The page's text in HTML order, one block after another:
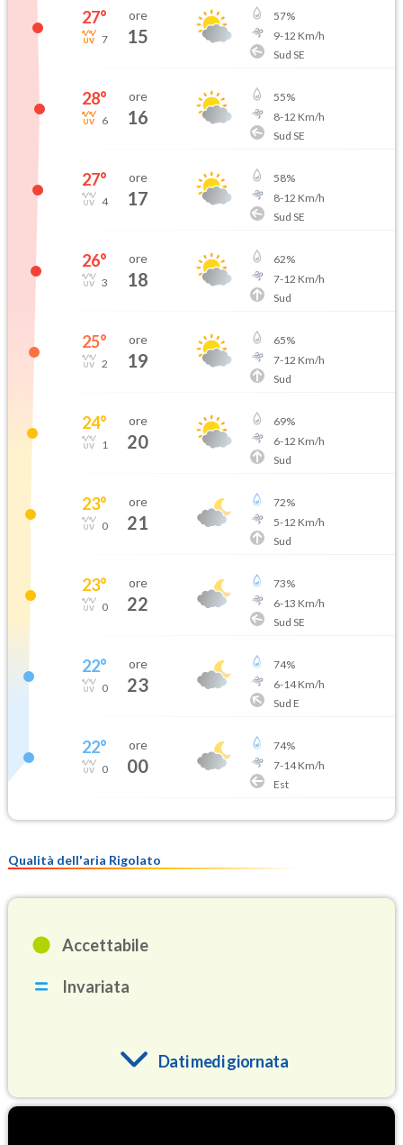
27°
7
ore
15
57%
9-12 Km/h
Sud SE
28°
6
ore
16
55%
8-12 Km/h
Sud SE
27°
4
ore
17
58%
8-12 Km/h
Sud SE
26°
3
ore
18
62%
7-12 Km/h
Sud
25°
2
ore
19
65%
7-12 Km/h
Sud
24°
1
ore
20
69%
6-12 Km/h
Sud
23°
0
ore
21
72%
5-12 Km/h
Sud
23°
0
ore
22
73%
6-13 Km/h
Sud SE
22°
0
ore
23
74%
6-14Km/h
Sud E
22°
0
ore
00
74%
7-14Km/h
Est
Qualità dell'aria Rigolato
Accettabile
Invariata
Dati medi giornata